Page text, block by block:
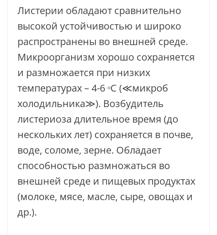
Листерии обладают сравнительно
высокой устойчивостью и широко
распространены во внешней среде.
Микроорганизм хорошо сохраняется
и размножается при низких
температурах – 4-6 oС (≪микроб
холодильника≫). Возбудитель
листериоза длительное время (до
нескольких лет) сохраняется в почве,
воде, соломе, зерне. Обладает
способностью размножаться во
внешней среде и пищевых продуктах
(молоке, мясе, масле, сыре, овощах и
др.).